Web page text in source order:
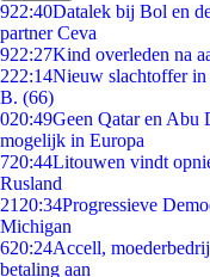
922:40Datalek bij Bol en
partner Ceva
922:27Kind overleden na
222:14Nieuw slachtoffer in
B. (66)
020:49Geen Qatar en Abu
mogelijk in Europa
720:44Litouwen vindt
Rusland
21 20:34Progressieve
Michigan
620:24Accell,
betaling aan